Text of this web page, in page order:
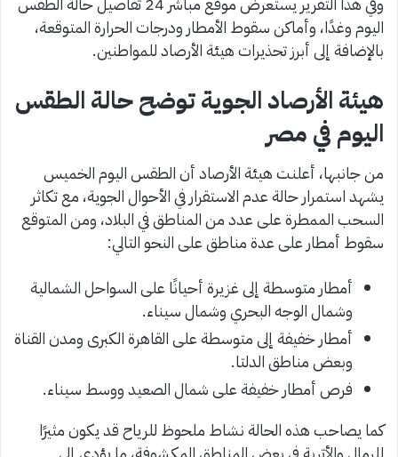
اليوم وغدًا، وأماكن سقوط الأمطار ودرجات الحرارة المتوقعة،
بالإضافة إلى أبرز تحذيرات هيئة الأرصاد للمواطنين.
هيئة الأرصاد الجوية توضح حالة الطقس
اليوم في مصر
من جانبها، أعلنت هيئة الأرصاد أن الطقس اليوم الخميس
يشهد استمرار حالة عدم الاستقرار في الأحوال الجوية، مع تكاثر
السحب الممطرة على عدد من المناطق في البلاد، ومن المتوقع
سقوط أمطار على عدة مناطق على النحو التالي:
أمطار متوسطة إلى غزيرة أحيانًا على السواحل الشمالية
وشمال الوجه البحري وشمال سيناء.
أمطار خفيفة إلى متوسطة على القاهرة الكبرى ومدن القناة
وبعض مناطق الدلتا.
فرص أمطار خفيفة على شمال الصعيد ووسط سيناء.
كما يصاحب هذه الحالة نشاط ملحوظ للرياح قد يكون مثيرًا